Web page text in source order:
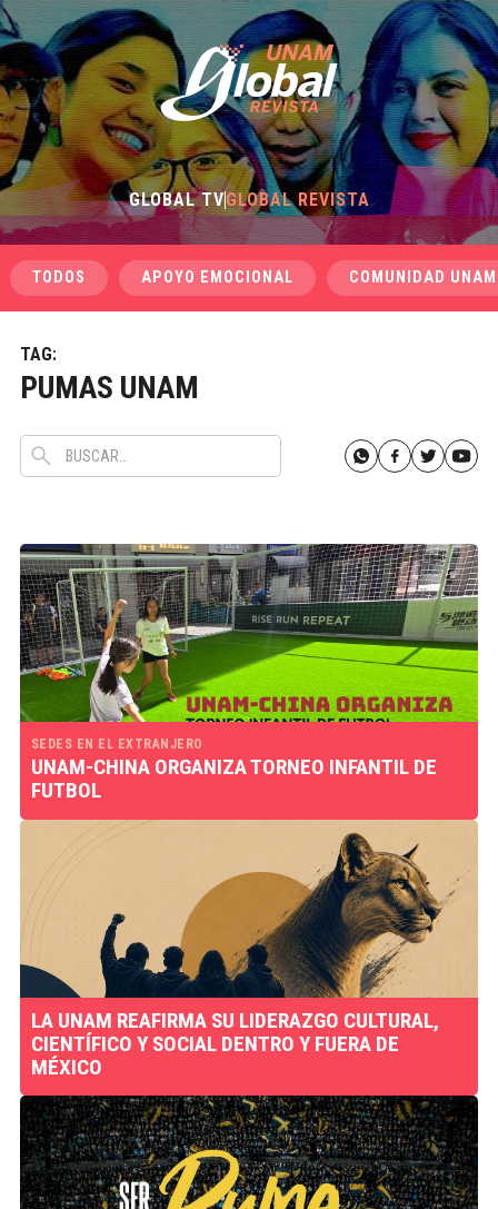
GLOBAL TVGLOBAL REVISTA
TODOS APOYO EMOCIONAL COMUNIDAD UNAM
TAG:
PUMAS UNAM
SEDES EN EL EXTRANJERO
UNAM-CHINA ORGANIZA TORNEO INFANTIL DE
FUTBOL
LA UNAM REAFIRMA SU LIDERAZGO CULTURAL,
CIENTÍFICO Y SOCIAL DENTRO Y FUERA DE
MÉXICO